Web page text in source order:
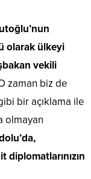
olarak ülkeyi
vekili
zaman biz de
bir açıklama ile
olmayan
diplomatlarınızın